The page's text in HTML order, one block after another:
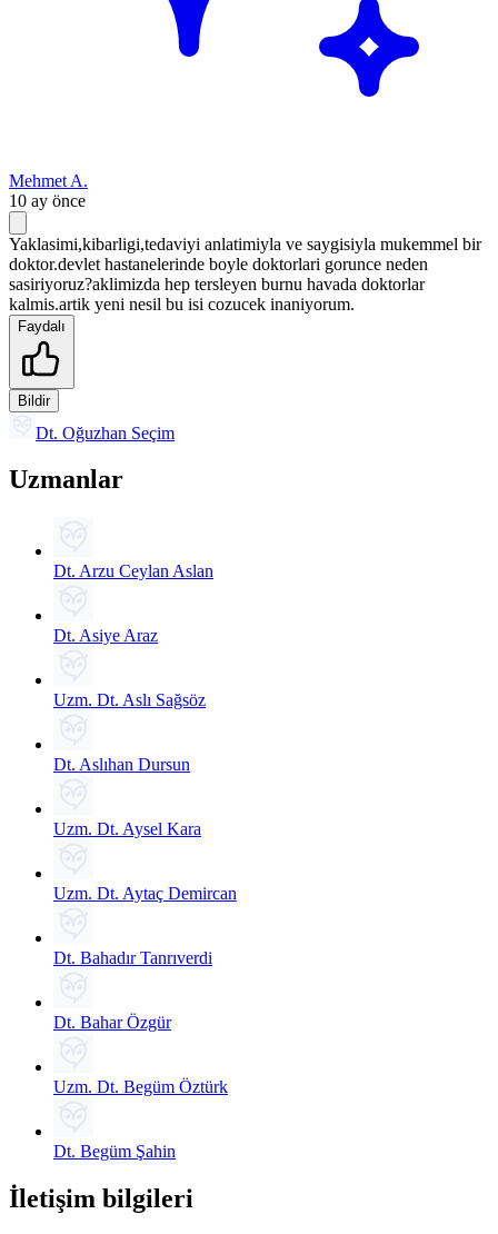
Mehmet A.
10 ay önce
Yaklasimi,kibarligi,tedaviyi anlatimiyla ve saygisiyla mukemmel bir
doktor.devlet hastanelerinde boyle doktorlari gorunce neden
sasiriyoruz?aklimizda hep tersleyen burnu havada doktorlar
kalmis.artik yeni nesil bu isi cozucek inaniyorum.
Faydalı
Bildir
Dt. Oğuzhan Seçim
Uzmanlar
Dt. Arzu Ceylan Aslan
Dt. Asiye Araz
Uzm. Dt. Aslı Sağsöz
Dt. Aslıhan Dursun
Uzm. Dt. Aysel Kara
Uzm. Dt. Aytaç Demircan
Dt. Bahadır Tanrıverdi
Dt. Bahar Özgür
Uzm. Dt. Begüm Öztürk
Dt. Begüm Şahin
İletişim bilgileri